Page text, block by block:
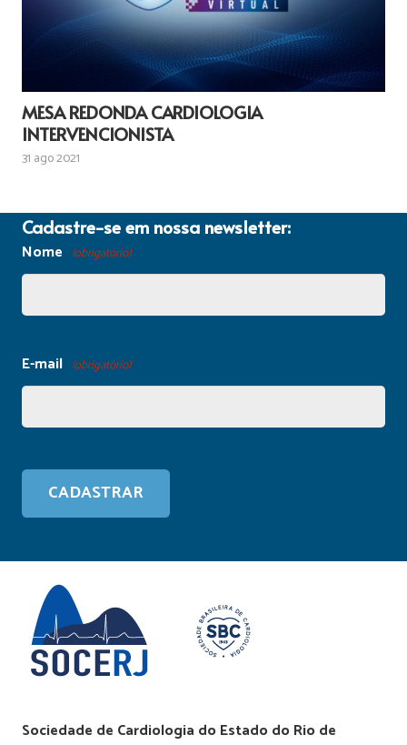
MESA REDONDA CARDIOLOGIA
INTERVENCIONISTA
31 ago 2021
Cadastre-se em nossa newsletter:
Nome (obrigatório)
E-mail (obrigatório)
Sociedade de Cardiologia do Estado do Rio de